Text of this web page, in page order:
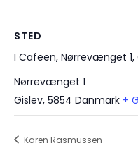
STED
I Cafeen, Nørrevænget 1,
Nørrevænget 1
Gislev, 5854 Danmark +
Karen Rasmussen